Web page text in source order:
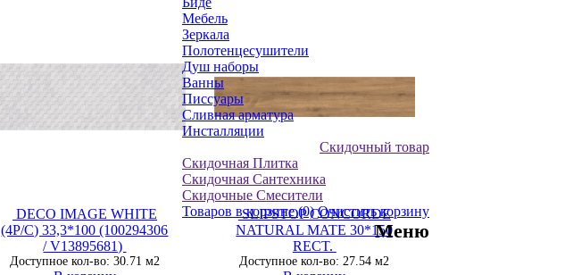
Мебель
Зеркала
Полотенцесушители
Душ наборы
Ванны
Писсуары
Сливная арматура
Инсталляции
Скидочный товар
Скидочная Плитка
Скидочная Сантехника
Скидочные Смесители
Товаров в корзине(0) Очистить корзину
Меню
DECO IMAGE WHITE
(4P/C) 33,3*100 (100294306
/ V13895681)
Доступное кол-во: 30.71 м2
SLIPSTOP CONCORDE
NATURAL MATE 30*150
RECT.
Доступное кол-во: 27.54 м2